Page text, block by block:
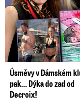
Úsměvy v Dámském
pak… Dýka do zad od
Decroix!